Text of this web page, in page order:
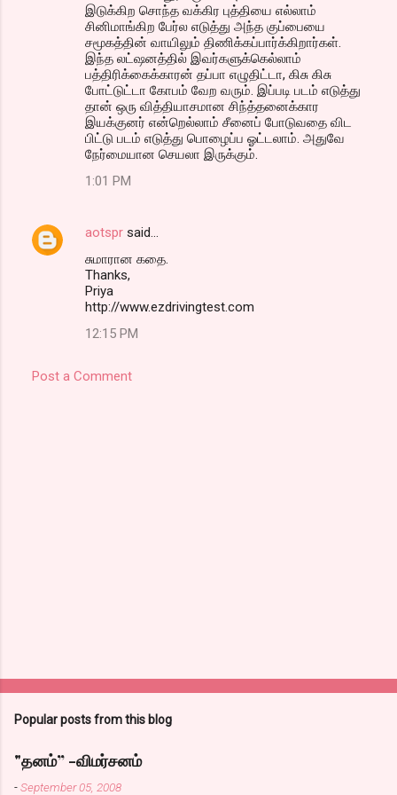
இடுக்கிற சொந்த வக்கிர புத்தியை எல்லாம்
சினிமாங்கிற பேர்ல எடுத்து அந்த குப்பையை
சமூகத்தின் வாயிலும் திணிக்கப்பார்க்கிறார்கள்.
இந்த லட்ஷனத்தில் இவர்களுக்கெல்லாம்
பத்திரிக்கைக்காரன் தப்பா எழுதிட்டா, கிசு கிசு
போட்டுட்டா கோபம் வேற வரும். இப்படி படம் எடுத்து
தான் ஒரு வித்தியாசமான சிந்த்தனைக்கார
இயக்குனர் என்றெல்லாம் சீனைப் போடுவதை விட
பிட்டு படம் எடுத்து பொழைப்ப ஓட்டலாம். அதுவே
நேர்மையான செயலா இருக்கும்.
1:01 PM
aotspr said…
சுமாரான கதை.
Thanks,
Priya
http://www.ezdrivingtest.com
12:15 PM
Post a Comment
Popular posts from this blog
"தனம்” -விமர்சனம்
-September 05, 2008